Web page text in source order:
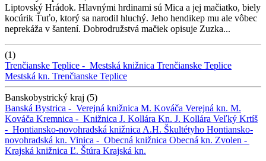
Liptovský Hrádok. Hlavnými hrdinami sú Mica a jej mačiatko, biely
kocúrik Ťuťo, ktorý sa narodil hluchý. Jeho hendikep mu ale vôbec
neprekáža v šantení. Dobrodružstvá mačiek opisuje Zuzka...
(1)
Trenčianske Teplice - Mestská knižnica Trenčianske Teplice
Mestská kn. Trenčianske Teplice
Banskobystrický kraj (5)
Banská Bystrica - Verejná knižnica M. Kováča Verejná kn. M.
Kováča Kremnica - Knižnica J. Kollára Kn. J. Kollára Veľký Krtíš
- Hontiansko-novohradská knižnica A.H. Škultétyho Hontiansko-
novohradská kn. Vinica - Obecná knižnica Obecná kn. Zvolen -
Krajská knižnica Ľ. Štúra Krajská kn.